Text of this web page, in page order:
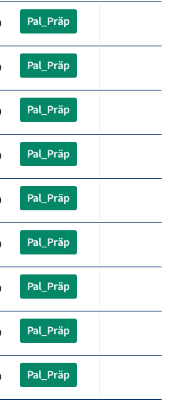
Pal_Präp
Pal_Präp
Pal_Präp
Pal_Präp
Pal_Präp
Pal_Präp
Pal_Präp
Pal_Präp
Pal_Präp